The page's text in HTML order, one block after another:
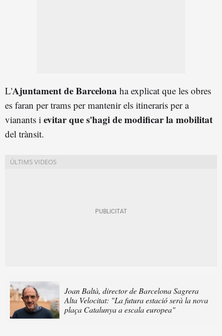
L'Ajuntament de Barcelona ha explicat que les obres
es faran per trams per mantenir els itineraris per a
vianants i evitar que s'hagi de modificar la mobilitat
del trànsit.
Joan Baltà, director de Barcelona Sagrera
Alta Velocitat: "La futura estació serà la nova
plaça Catalunya a escala europea"